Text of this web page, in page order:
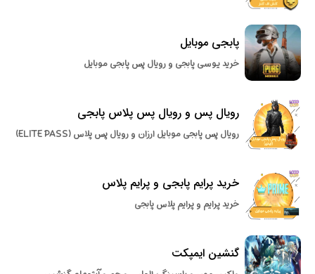
پابجی موبایل
خرید یوسی پابجی و رویال پس پابجی موبایل
رویال پس و رویال پس پلاس پابجی
رویال پس پابجی موبایل ارزان و رویال پس پلاس (ELITE PASS)
خرید پرایم پابجی و پرایم پلاس
خرید پرایم و پرایم پلاس پابجی
گنشین ایمپکت